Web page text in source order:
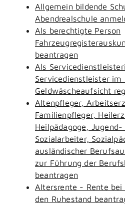
Allgemein bildende
Abendrealschule
Als berechtigte Person
beantragen
Als
Servicedienstleister im
Geldwäscheaufsicht
Altenpfleger,
Familienpfleger,
Heilpädagoge,
Sozialarbeiter,
ausländischer
zur Führung der
beantragen
Altersrente - Rente
den Ruhestand